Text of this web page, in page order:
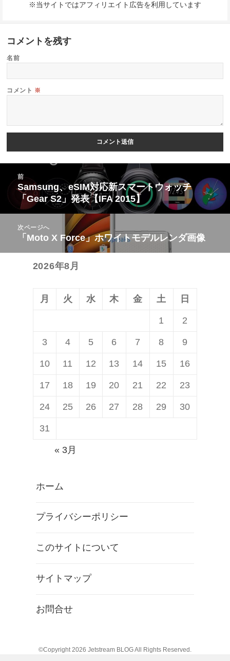
※当サイトではアフィリエイト広告を利用しています
コメントを残す
名前
コメント ※
ビ
前
前
の
稿:
Samsung、eSIM対応新スマートウォッチ
「Gear S2」発表【IFA 2015】
次ページへ
次
の
「Moto X Force」ホワイトモデルレンダ画像
2026年8月
月 火 水 木 金 土 日
1 2
3 4 5 6 7 8 9
10 11 12 13 14 15 16
17 18 19 20 21 22 23
24 25 26 27 28 29 30
31
« 3月
ホーム
プライバシーポリシー
このサイトについて
サイトマップ
お問合せ
©Copyright 2026 Jetstream BLOGAll Rights Reserved.